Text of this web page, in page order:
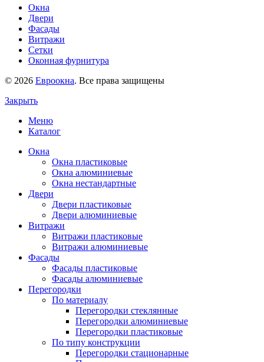
Окна
Двери
Фасады
Витражи
Сетки
Оконная фурнитура
© 2026 Евроокна. Все права защищены
Закрыть
Меню
Каталог
Окна
Окна пластиковые
Окна алюминиевые
Окна нестандартные
Двери
Двери пластиковые
Двери алюминиевые
Витражи
Витражи пластиковые
Витражи алюминиевые
Фасады
Фасады пластиковые
Фасады алюминиевые
Перегородки
По материалу
Перегородки стеклянные
Перегородки алюминиевые
Перегородки пластиковые
По типу конструкции
Перегородки стационарные